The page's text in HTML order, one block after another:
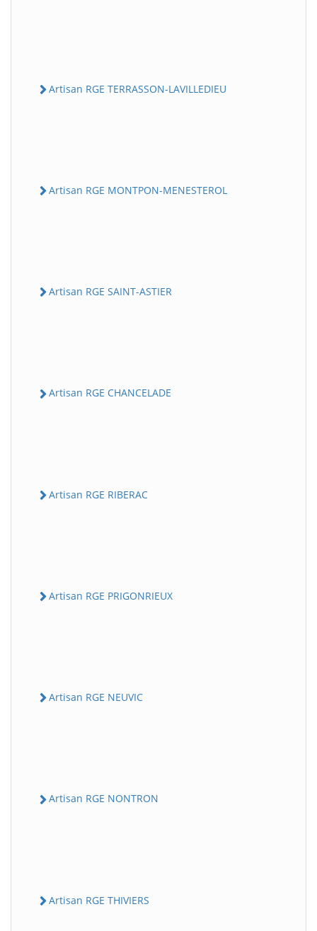
Artisan RGE TERRASSON-LAVILLEDIEU
Artisan RGE MONTPON-MENESTEROL
Artisan RGE SAINT-ASTIER
Artisan RGE CHANCELADE
Artisan RGE RIBERAC
Artisan RGE PRIGONRIEUX
Artisan RGE NEUVIC
Artisan RGE NONTRON
Artisan RGE THIVIERS